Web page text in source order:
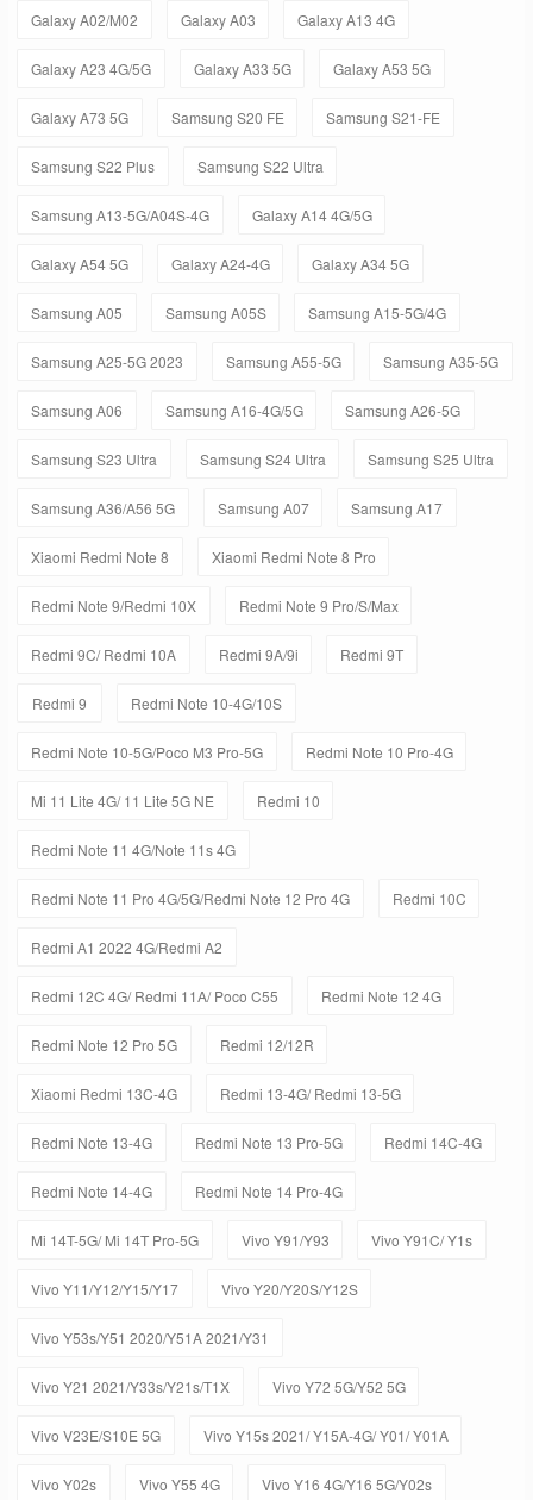
Galaxy A02/M02 Galaxy A03 Galaxy A13 4G
Galaxy A23 4G/5G Galaxy A33 5G Galaxy A53 5G
Galaxy A73 5G Samsung S20 FE Samsung S21-FE
Samsung S22 Plus Samsung S22 Ultra
Samsung A13-5G/A04S-4G Galaxy A14 4G/5G
Galaxy A54 5G Galaxy A24-4G Galaxy A34 5G
Samsung A05 Samsung A05S Samsung A15-5G/4G
Samsung A25-5G 2023 Samsung A55-5G Samsung A35-5G
Samsung A06 Samsung A16-4G/5G Samsung A26-5G
Samsung S23 Ultra Samsung S24 Ultra Samsung S25 Ultra
Samsung A36/A56 5G Samsung A07 Samsung A17
Xiaomi Redmi Note 8 Xiaomi Redmi Note 8 Pro
Redmi Note 9/Redmi 10X Redmi Note 9 Pro/S/Max
Redmi 9C/ Redmi 10A Redmi 9A/9i Redmi 9T
Redmi 9 Redmi Note 10-4G/10S
Redmi Note 10-5G/Poco M3 Pro-5G Redmi Note 10 Pro-4G
Mi 11 Lite 4G/ 11 Lite 5G NE Redmi 10
Redmi Note 11 4G/Note 11s 4G
Redmi Note 11 Pro 4G/5G/Redmi Note 12 Pro 4G Redmi 10C
Redmi A1 2022 4G/Redmi A2
Redmi 12C 4G/ Redmi 11A/ Poco C55 Redmi Note 12 4G
Redmi Note 12 Pro 5G Redmi 12/12R
Xiaomi Redmi 13C-4G Redmi 13-4G/ Redmi 13-5G
Redmi Note 13-4G Redmi Note 13 Pro-5G Redmi 14C-4G
Redmi Note 14-4G Redmi Note 14 Pro-4G
Mi 14T-5G/ Mi 14T Pro-5G Vivo Y91/Y93 Vivo Y91C/ Y1s
Vivo Y11/Y12/Y15/Y17 Vivo Y20/Y20S/Y12S
Vivo Y53s/Y51 2020/Y51A 2021/Y31
Vivo Y21 2021/Y33s/Y21s/T1X Vivo Y72 5G/Y52 5G
Vivo V23E/S10E 5G Vivo Y15s 2021/ Y15A-4G/ Y01/ Y01A
Vivo Y02s Vivo Y55 4G Vivo Y16 4G/Y16 5G/Y02s